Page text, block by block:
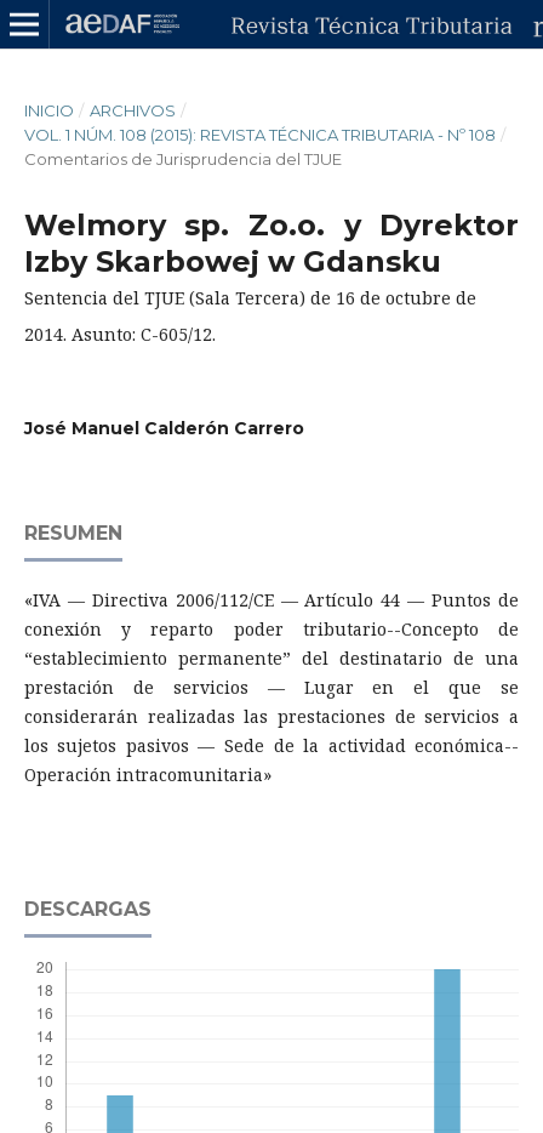
INICIO / ARCHIVOS /
VOL. 1 NÚM. 108 (2015): REVISTA TÉCNICA TRIBUTARIA - Nº 108 /
Comentarios de Jurisprudencia del TJUE
Welmory sp. Zo.o. y Dyrektor
Izby Skarbowej w Gdansku
Sentencia del TJUE (Sala Tercera) de 16 de octubre de
2014. Asunto: C-605/12.
José Manuel Calderón Carrero
RESUMEN
«IVA — Directiva 2006/112/CE — Artículo 44 — Puntos de
conexión y reparto poder tributario--Concepto de
“establecimiento permanente” del destinatario de una
prestación de servicios — Lugar en el que se
considerarán realizadas las prestaciones de servicios a
los sujetos pasivos — Sede de la actividad económica--
Operación intracomunitaria»
DESCARGAS